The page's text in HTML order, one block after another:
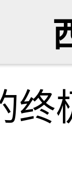
终